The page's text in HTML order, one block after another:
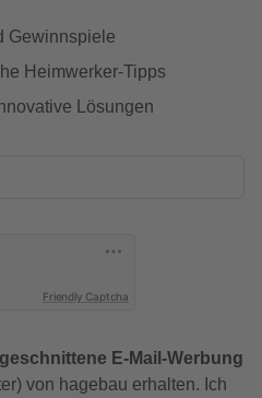
Gewinnspiele
Heimwerker-Tipps
Lösungen
Friendly Captcha
E-Mail-Werbung
von hagebau erhalten. Ich